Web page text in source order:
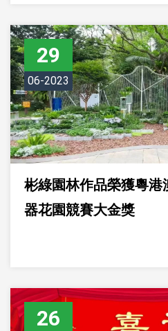
29
06-2023
彬綠園林作品榮獲粵
器花園競賽大金獎
26